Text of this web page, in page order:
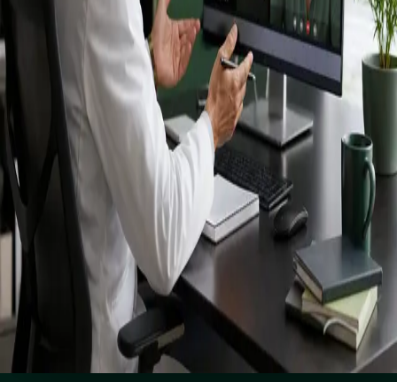
Conoce a
nuestros
registrados
especialistas.
Especialistas colegiados para ejercer en Spain,
disponibles para consultas en línea seguras.
Reservar cita Ver perfiles
Atención especializadaConecta con especialistas con
experiencia en línea.
Colegiados en Spain
Médicos colegiados para ejercer
en Spain.
Consultas segurasPrivadas, confidenciales y fáciles de